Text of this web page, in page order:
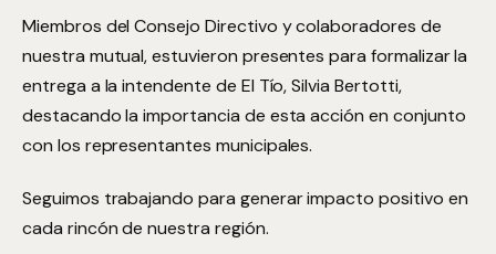
Miembros del Consejo Directivo y colaboradores de
nuestra mutual, estuvieron presentes para formalizar la
entrega a la intendente de El Tío, Silvia Bertotti,
destacando la importancia de esta acción en conjunto
con los representantes municipales.
Seguimos trabajando para generar impacto positivo en
cada rincón de nuestra región.